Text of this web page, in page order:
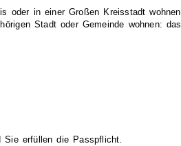
oder in einer Großen Kreisstadt
Stadt oder Gemeinde wohnen:
Sie erfüllen die Passpflicht.